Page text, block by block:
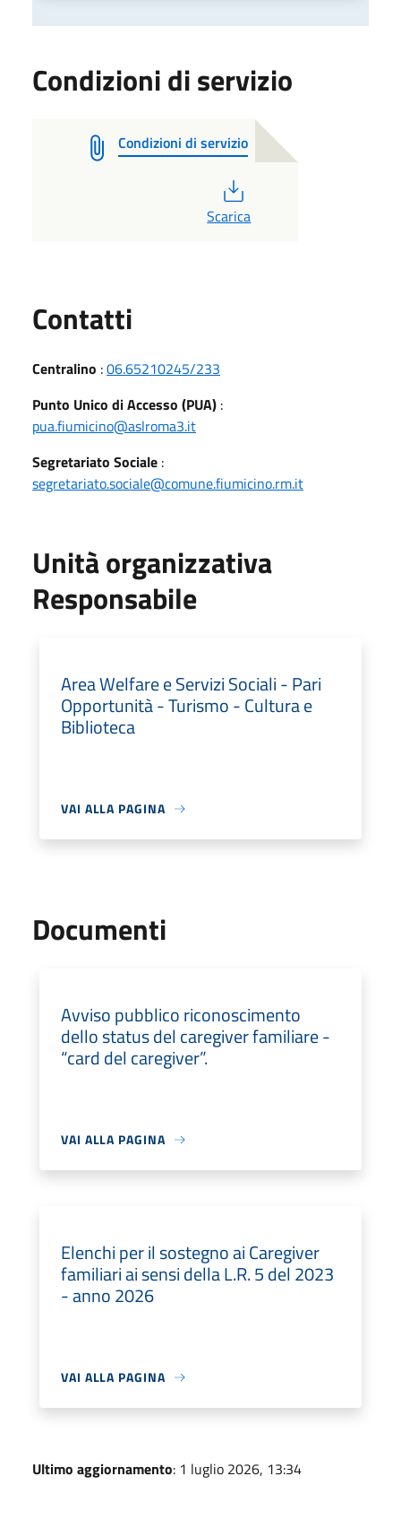
Condizioni di servizio
Condizioni di servizio
Scarica
Contatti
Centralino :06.65210245/233
Punto Unico di Accesso (PUA) :
pua.fiumicino@aslroma3.it
Segretariato Sociale :
segretariato.sociale@comune.fiumicino.rm.it
Unità organizzativa
Responsabile
Area Welfare e Servizi Sociali - Pari
Opportunità - Turismo - Cultura e
Biblioteca
VAI ALLA PAGINA
Documenti
Avviso pubblico riconoscimento
dello status del caregiver familiare -
“card del caregiver”.
VAI ALLA PAGINA
Elenchi per il sostegno ai Caregiver
familiari ai sensi della L.R. 5 del 2023
- anno 2026
VAI ALLA PAGINA
Ultimo aggiornamento: 1 luglio 2026, 13:34